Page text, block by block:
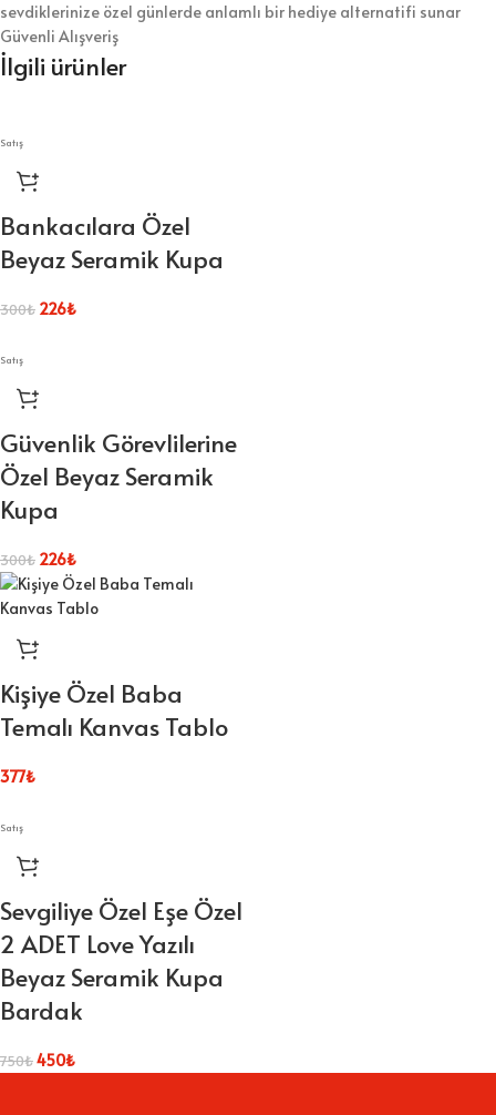
sevdiklerinize özel günlerde anlamlı bir hediye alternatifi sunar
Güvenli Alışveriş
İlgili ürünler
Satış
Bankacılara Özel
Beyaz Seramik Kupa
300₺ 226₺
Satış
Güvenlik Görevlilerine
Özel Beyaz Seramik
Kupa
300₺ 226₺
Kişiye Özel Baba
Temalı Kanvas Tablo
377₺
Satış
Sevgiliye Özel Eşe Özel
2 ADET Love Yazılı
Beyaz Seramik Kupa
Bardak
750₺450₺